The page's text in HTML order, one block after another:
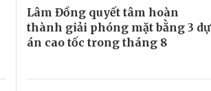
Lâm Đồng quyết tâm hoàn
thành giải phóng mặt bằng 3 dự
án cao tốc trong tháng 8